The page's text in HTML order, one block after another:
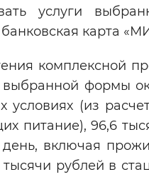
услуги
карта
комплексной
выбранной формы
(из
питание), 96,6
включая
рублей в